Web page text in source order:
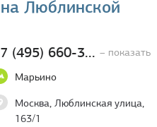
Люблинской
(495) 660-3... – показать
Марьино
Москва, Люблинская улица,
163/1